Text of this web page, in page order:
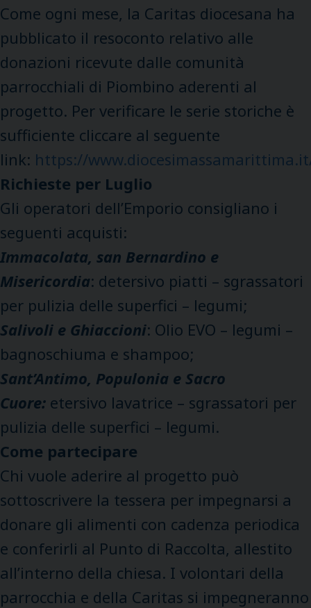
Come ogni mese, la Caritas diocesana ha
pubblicato il resoconto relativo alle
donazioni ricevute dalle comunità
parrocchiali di Piombino aderenti al
progetto. Per verificare le serie storiche è
sufficiente cliccare al seguente
link: https://
Richieste per Luglio
Gli operatori dell’Emporio consigliano i
seguenti acquisti:
Immacolata, san Bernardino e
Misericordia: detersivo piatti – sgrassatori
per pulizia delle superfici – legumi;
Salivoli e Ghiaccioni: Olio EVO – legumi –
bagnoschiuma e shampoo;
Sant’Antimo, Populonia e Sacro
Cuore: etersivo lavatrice – sgrassatori per
pulizia delle superfici – legumi.
Come partecipare
Chi vuole aderire al progetto può
sottoscrivere la tessera per impegnarsi a
donare gli alimenti con cadenza periodica
e conferirli al Punto di Raccolta, allestito
all’interno della chiesa. I volontari della
parrocchia e della Caritas si impegneranno